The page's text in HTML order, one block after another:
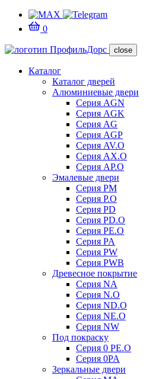
0
close
Каталог
Каталог дверей
Алюминиевые двери
Серия AGN
Серия AGK
Серия AG
Серия AGP
Серия AV.O
Серия AX.O
Серия AP.O
Эмалевые двери
Серия PM
Серия P.O
Серия PD
Серия PD.O
Серия PE.O
Серия PA
Серия PW
Серия PWB
Древесное покрытие
Серия NA
Серия N.O
Серия ND.O
Серия NE.O
Серия NW
Под покраску
Серия 0 PE.O
Серия 0PA
Зеркальные двери